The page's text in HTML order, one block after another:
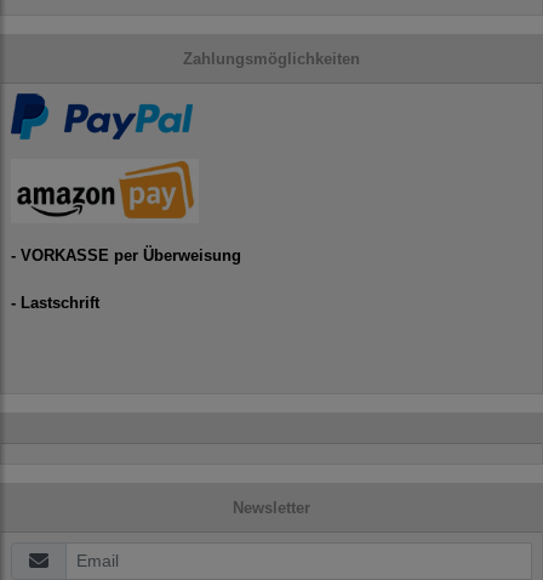
Zahlungsmöglichkeiten
- VORKASSE per Überweisung
- Lastschrift
Newsletter